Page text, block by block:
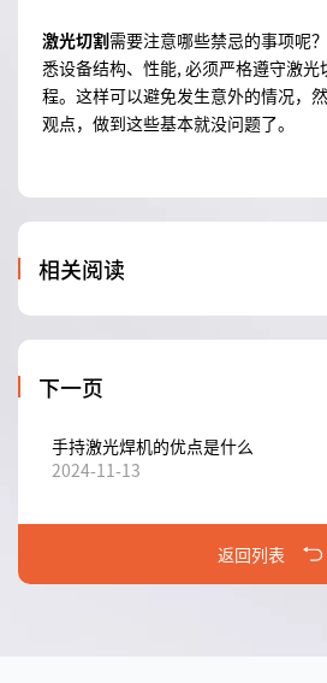
激光切割需要注意哪些禁忌的事项呢
悉设备结构、性能, 必须严格遵守激
程。这样可以避免发生意外的情况，
观点，做到这些基本就没问题了。
相关阅读
下一页
手持激光焊机的优点是什么
2024-11-13
返回列表